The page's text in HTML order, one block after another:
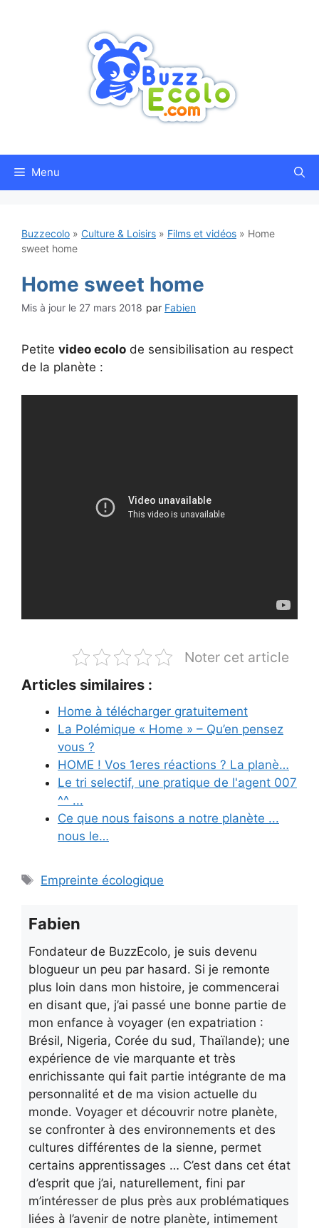
Menu
Buzzecolo » Culture & Loisirs » Films et vidéos » Home
sweet home
Home sweet home
27 mars 2018 par Fabien
Petite video ecolo de sensibilisation au respect
de la planète :
Noter cet article
Articles similaires :
Home à télécharger gratuitement
La Polémique « Home » – Qu’en pensez
vous ?
HOME ! Vos 1eres réactions ? La planè…
Le tri selectif, une pratique de l'agent 007
^^ ...
Ce que nous faisons a notre planète ...
nous le…
Étiquettes
Empreinte écologique
Fabien
Fondateur de BuzzEcolo, je suis devenu
blogueur un peu par hasard. Si je remonte
plus loin dans mon histoire, je commencerai
en disant que, j’ai passé une bonne partie de
mon enfance à voyager (en expatriation :
Brésil, Nigeria, Corée du sud, Thaïlande); une
expérience de vie marquante et très
enrichissante qui fait partie intégrante de ma
personnalité et de ma vision actuelle du
monde. Voyager et découvrir notre planète,
se confronter à des environnements et des
cultures différentes de la sienne, permet
certains apprentissages … C’est dans cet état
d’esprit que j’ai, naturellement, fini par
m’intéresser de plus près aux problématiques
liées à l’avenir de notre planète, intimement